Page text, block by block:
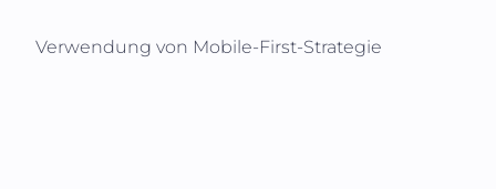
Verwendung von Mobile-First-Strategie